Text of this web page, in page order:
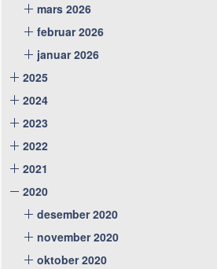
mars 2026
februar 2026
januar 2026
2025
2024
2023
2022
2021
2020
desember 2020
november 2020
oktober 2020